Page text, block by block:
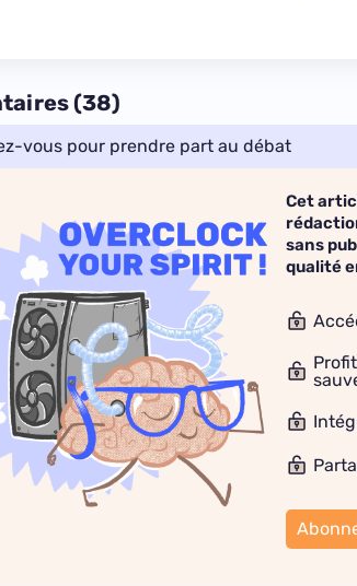
(38)
vous pour prendre part au débat
Cet
sans
qualité